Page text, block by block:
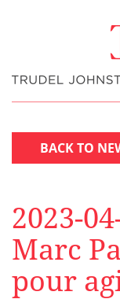
BACK TO
2023-
Marc
pour